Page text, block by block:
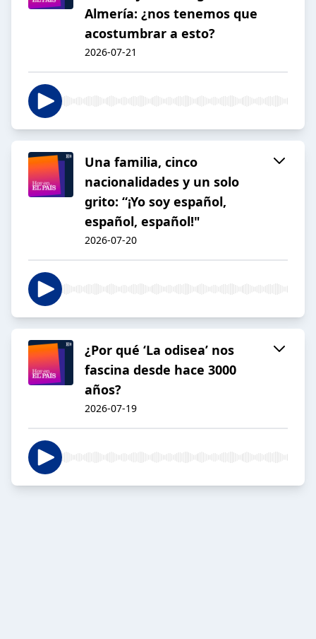
Almería: ¿nos tenemos que
acostumbrar a esto?
2026-07-21
Una familia, cinco
nacionalidades y un solo
grito: “¡Yo soy español,
español, español!"
2026-07-20
¿Por qué ‘La odisea’ nos
fascina desde hace 3000
años?
2026-07-19